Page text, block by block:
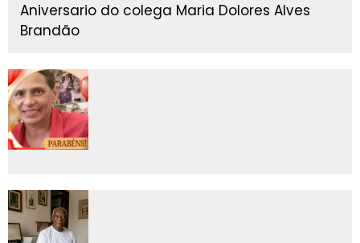
Aniversario do colega Maria Dolores Alves
Brandão